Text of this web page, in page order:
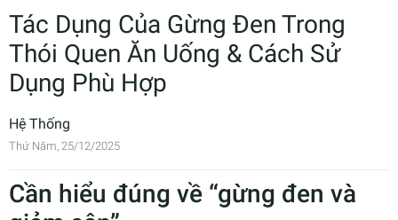
Tác Dụng Của Gừng Đen Trong
Thói Quen Ăn Uống & Cách Sử
Dụng Phù Hợp
Hệ Thống
Thứ Năm, 25/12/2025
Cần hiểu đúng về “gừng đen và